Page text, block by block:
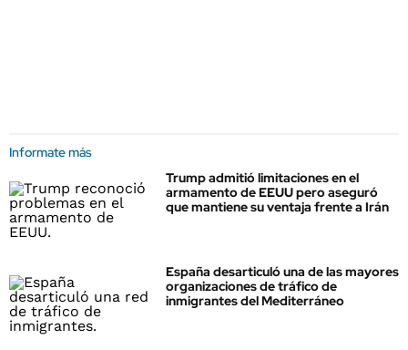
Informate más
Trump admitió limitaciones en el
armamento de EEUU pero aseguró
que mantiene su ventaja frente a Irán
España desarticuló una de las mayores
organizaciones de tráfico de
inmigrantes del Mediterráneo